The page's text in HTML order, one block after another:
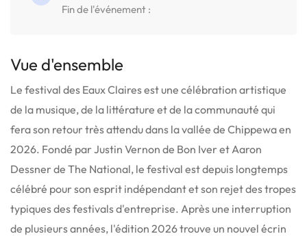
Fin de l'événement :
Vue d'ensemble
Le festival des Eaux Claires est une célébration artistique
de la musique, de la littérature et de la communauté qui
fera son retour très attendu dans la vallée de Chippewa en
2026. Fondé par Justin Vernon de Bon Iver et Aaron
Dessner de The National, le festival est depuis longtemps
célébré pour son esprit indépendant et son rejet des tropes
typiques des festivals d'entreprise. Après une interruption
de plusieurs années, l'édition 2026 trouve un nouvel écrin